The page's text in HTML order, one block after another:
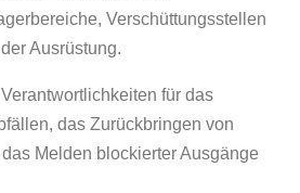
Verschüttungsstellen
Ausrüstung.
für das
das Zurückbringen von
Melden blockierter Ausgänge